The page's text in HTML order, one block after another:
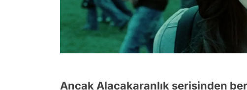
Ancak Alacakaranlık serisinden